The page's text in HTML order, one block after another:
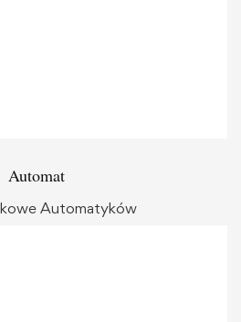
Automat
Automatyków